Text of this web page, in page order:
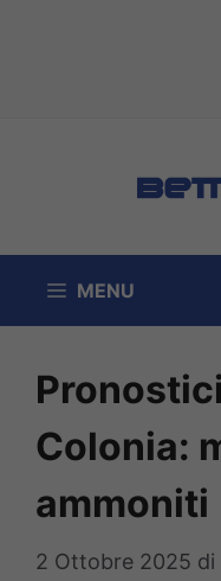
MENU
Colonia:
ammoniti
2 Ottobre 2025 di